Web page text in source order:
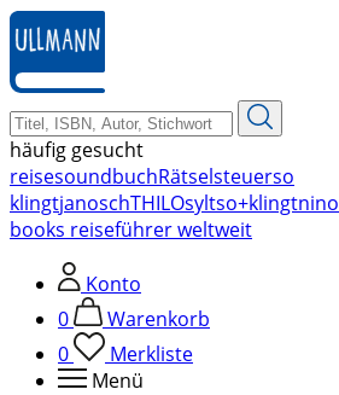
zum
Hauptinhalt
springen
häufig gesucht
reisesoundbuchRätselsteuerso
klingtjanoschTHILOsyltso+klingtnino
books reiseführer weltweit
Konto
0
Warenkorb
0
Merkliste
Menü